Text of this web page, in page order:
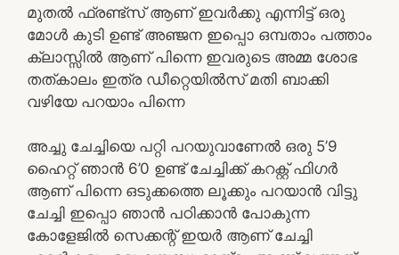
മുതൽ ഫ്രണ്ട്‌സ് ആണ് ഇവർക്കു എന്നിട്ട് ഒരു
മോൾ കുടി ഉണ്ട് അഞ്ജന ഇപ്പൊ ഒമ്പതാം പത്താം
ക്ലാസ്സിൽ ആണ് പിന്നെ ഇവരുടെ അമ്മ ശോഭ
തത്കാലം ഇത്ര ഡീറ്റെയിൽസ് മതി ബാക്കി
വഴിയേ പറയാം പിന്നെ
അച്ചു ചേച്ചിയെ പറ്റി പറയുവാണേൽ ഒരു 5’9
ഹൈറ്റ് ഞാൻ 6’0 ഉണ്ട് ചേച്ചിക്ക് കറക്റ്റ് ഫിഗർ
ആണ് പിന്നെ ഒടുക്കത്തെ ലൂക്കും പറയാൻ വിട്ടു
ചേച്ചി ഇപ്പൊ ഞാൻ പഠിക്കാൻ പോകുന്ന
കോളേജിൽ സെക്കന്റ്‌ ഇയർ ആണ് ചേച്ചി